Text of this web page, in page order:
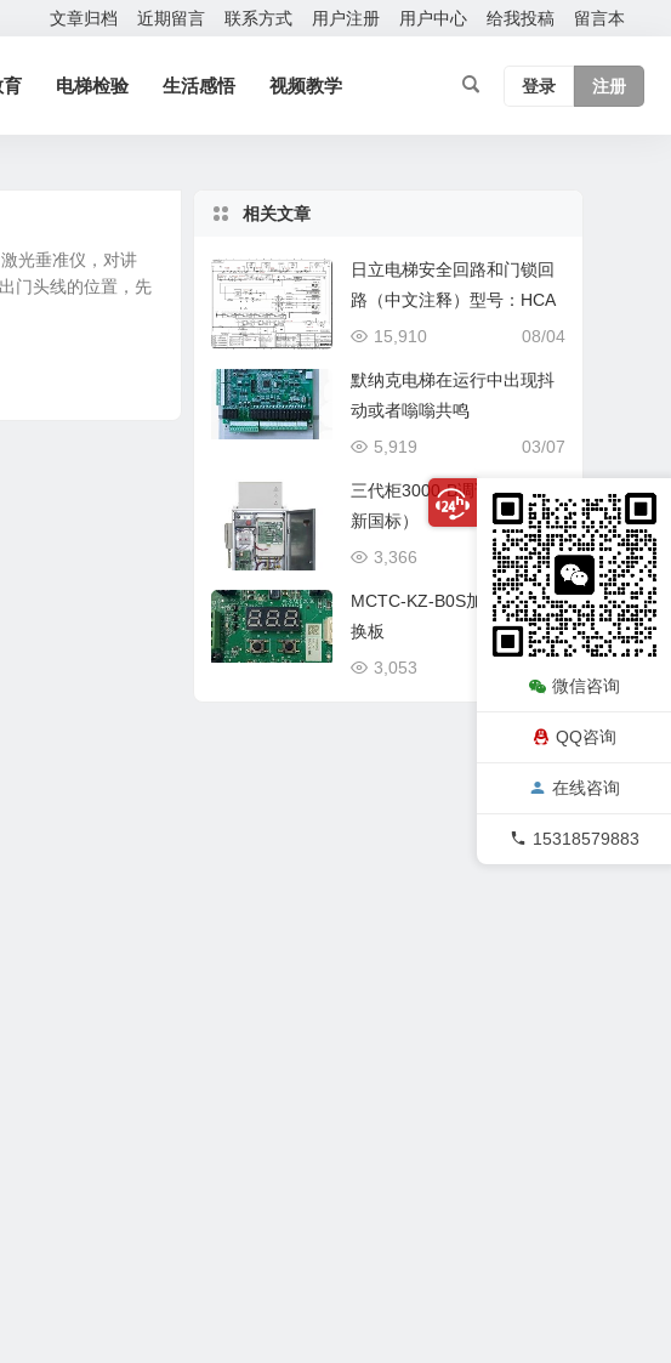
文章归档 近期留言 联系方式 用户注册 用户中心 给我投稿 留言本
育 电梯检验 生活感悟 视频教学 登录 注册
光垂准仪，对讲
门头线的位置，先
相关文章
日立电梯安全回路和门锁回
路（中文注释）型号：HCA
08/04
15,910
默纳克电梯在运行中出现抖
动或者嗡嗡共鸣
03/07
5,919
三代柜3000-B调试指导（含
新国标）
03/06
3,366
MCTC-KZ-B0S加密协议转
换板
3,053
微信咨询
QQ咨询
在线咨询
15318579883